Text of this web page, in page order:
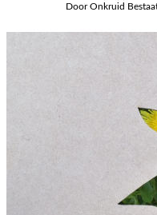
DoorOnkruid